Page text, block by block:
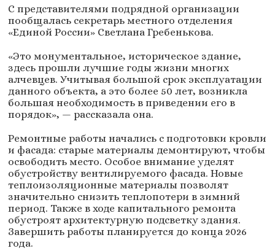
С представителями подрядной организации
пообщалась секретарь местного отделения
«Единой России» Светлана Гребенькова.
«Это монументальное, историческое здание,
здесь прошли лучшие годы жизни многих
алчевцев. Учитывая большой срок эксплуатации
данного объекта, а это более 50 лет, возникла
большая необходимость в приведении его в
порядок», — рассказала она.
Ремонтные работы начались с подготовки кровли
и фасада: старые материалы демонтируют, чтобы
освободить место. Особое внимание уделят
обустройству вентилируемого фасада. Новые
теплоизоляционные материалы позволят
значительно снизить теплопотери в зимний
период. Также в ходе капитального ремонта
обустроят архитектурную подсветку здания.
Завершить работы планируется до конца 2026
года.